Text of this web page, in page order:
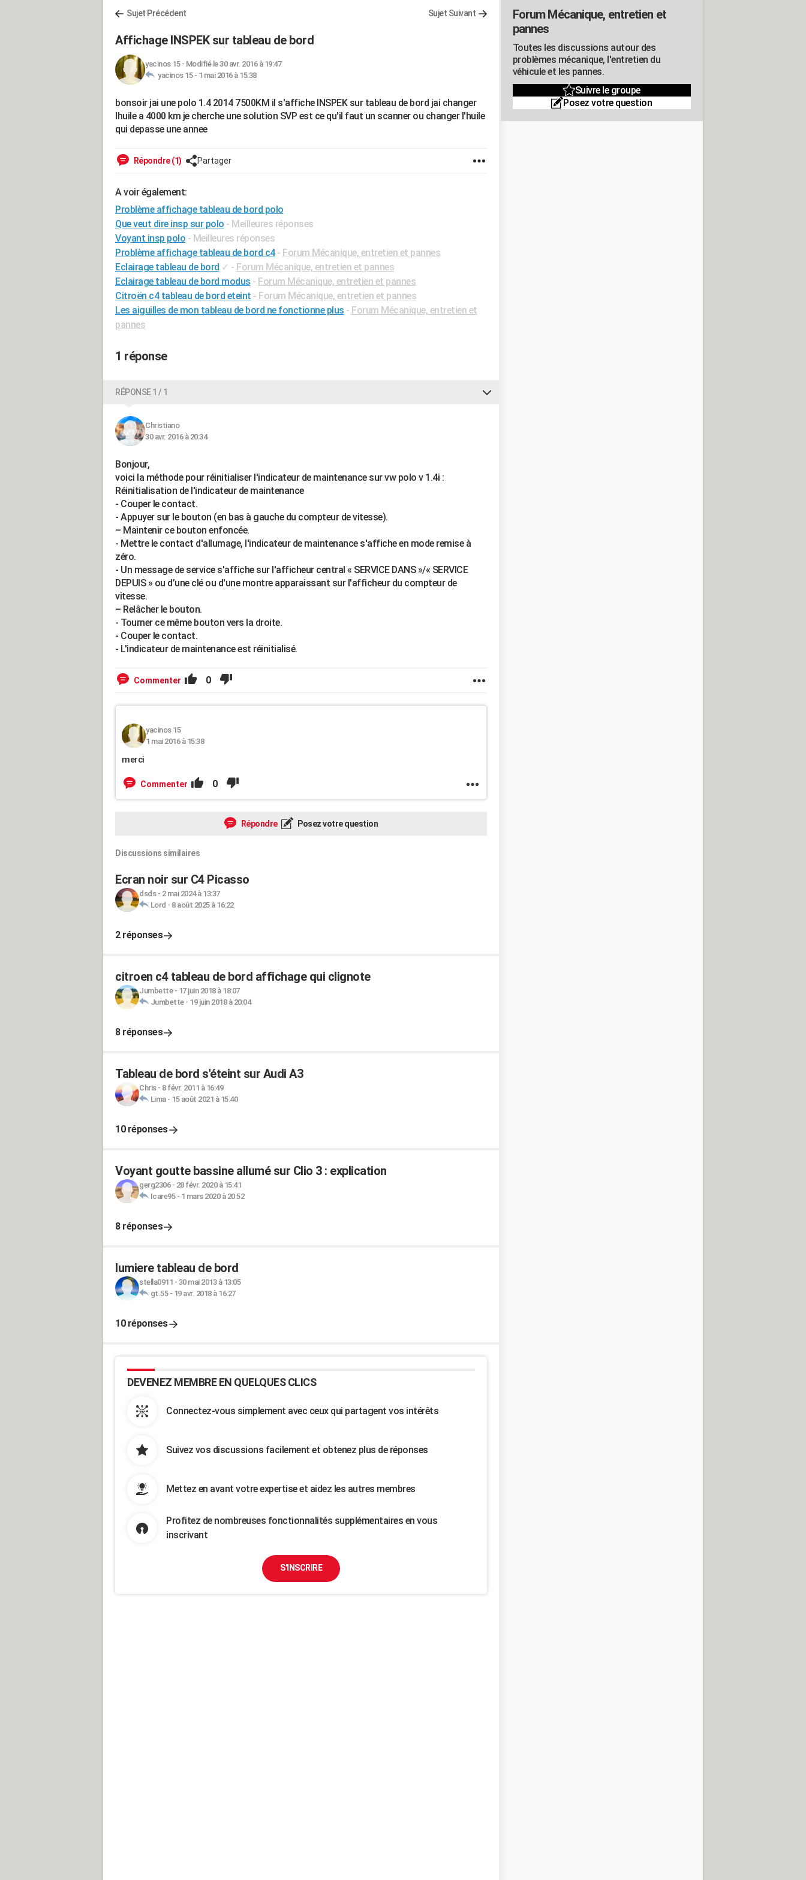
Sujet Précédent Sujet Suivant
Affichage INSPEK sur tableau de bord
yacinos 15- Modifié le 30 avr. 2016 à 19:47
yacinos 15 - 1 mai 2016 à 15:38
bonsoir jai une polo 1.4 2014 7500KM il s'affiche INSPEK sur tableau de bord jai changer
lhuile a 4000 km je cherche une solution SVP est ce qu'il faut un scanner ou changer l'huile
qui depasse une annee
Répondre (1) Partager
A voir également:
Problème affichage tableau de bord polo
Que veut dire insp sur polo - Meilleures réponses
Voyant insp polo - Meilleures réponses
Problème affichage tableau de bord c4 - Forum Mécanique, entretien et pannes
Eclairage tableau de bord ✓ - Forum Mécanique, entretien et pannes
Eclairage tableau de bord modus - Forum Mécanique, entretien et pannes
Citroën c4 tableau de bord eteint - Forum Mécanique, entretien et pannes
Les aiguilles de mon tableau de bord ne fonctionne plus - Forum Mécanique, entretien et
pannes
1 réponse
RÉPONSE 1 / 1
Christiano
30 avr. 2016 à 20:34
Bonjour,
voici la méthode pour réinitialiser l'indicateur de maintenance sur vw polo v 1.4i :
Réinitialisation de l'indicateur de maintenance
- Couper le contact.
- Appuyer sur le bouton (en bas à gauche du compteur de vitesse).
– Maintenir ce bouton enfoncée.
- Mettre le contact d'allumage, l'indicateur de maintenance s'affiche en mode remise à
zéro.
- Un message de service s'affiche sur l'afficheur central « SERVICE DANS »/« SERVICE
DEPUIS » ou d’une clé ou d'une montre apparaissant sur l'afficheur du compteur de
vitesse.
– Relâcher le bouton.
- Tourner ce même bouton vers la droite.
- Couper le contact.
- L'indicateur de maintenance est réinitialisé.
Commenter 0
yacinos 15
1 mai 2016 à 15:38
merci
Commenter 0
Répondre Posez votre question
Discussions similaires
Ecran noir sur C4 Picasso
dsds- 2 mai 2024 à 13:37
Lord - 8 août 2025 à 16:22
2 réponses
citroen c4 tableau de bord affichage qui clignote
Jumbette- 17 juin 2018 à 18:07
Jumbette- 19 juin 2018 à 20:04
8 réponses
Tableau de bord s'éteint sur Audi A3
Chris- 8 févr. 2011 à 16:49
Lima- 15 août 2021 à 15:40
10 réponses
Voyant goutte bassine allumé sur Clio 3 : explication
gerg2306- 28 févr. 2020 à 15:41
Icare95- 1 mars 2020 à 20:52
8 réponses
lumiere tableau de bord
stella0911 - 30 mai 2013 à 13:05
gt.55- 19 avr. 2018 à 16:27
10 réponses
DEVENEZ MEMBRE EN QUELQUES CLICS
Connectez-vous simplement avec ceux qui partagent vos intérêts
Suivez vos discussions facilement et obtenez plus de réponses
Mettez en avant votre expertise et aidez les autres membres
Profitez de nombreuses fonctionnalités supplémentaires en vous
inscrivant
S'INSCRIRE
Forum Mécanique, entretien et
pannes
Toutes les discussions autour des
problèmes mécanique, l'entretien du
véhicule et les pannes.
Suivre le groupe
Posez votre question